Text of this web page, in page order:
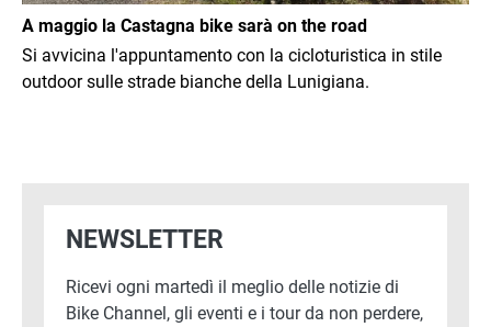
A maggio la Castagna bike sarà on the road
Si avvicina l'appuntamento con la cicloturistica in stile
outdoor sulle strade bianche della Lunigiana.
NEWSLETTER
Ricevi ogni martedì il meglio delle notizie di
Bike Channel, gli eventi e i tour da non perdere,